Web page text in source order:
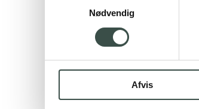
Nødvendig
Afvis